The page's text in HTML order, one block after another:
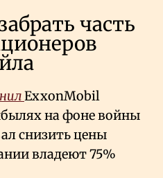
часть
ExxonMobil
на фоне войны
снизить цены
владеют 75%